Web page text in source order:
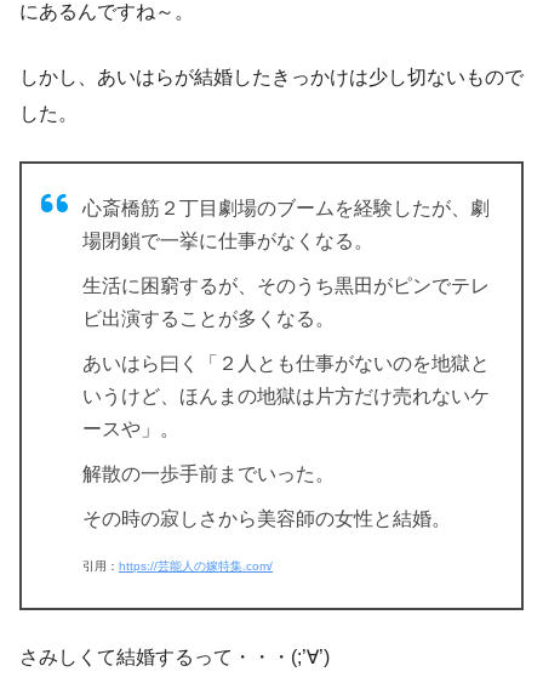
にあるんですね～。
しかし、あいはらが結婚したきっかけは少し切ないもので
した。
心斎橋筋２丁目劇場のブームを経験したが、劇
場閉鎖で一挙に仕事がなくなる。
生活に困窮するが、そのうち黒田がピンでテレ
ビ出演することが多くなる。
あいはら曰く「２人とも仕事がないのを地獄と
いうけど、ほんまの地獄は片方だけ売れないケ
ースや」。
解散の一歩手前までいった。
その時の寂しさから美容師の女性と結婚。
引用： https://芸能人の嫁特集.com/
さみしくて結婚するって・・・(;’∀’)